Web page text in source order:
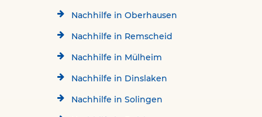
Nachhilfe in Oberhausen
Nachhilfe in Remscheid
Nachhilfe in Mülheim
Nachhilfe in Dinslaken
Nachhilfe in Solingen